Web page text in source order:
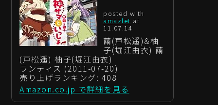
posted with
amazlet at
11.07.14
繭(戸松遥)&柚
子(堀江由衣) 繭
(戸松遥) 柚子(堀江由衣)
ランティス (2011-07-20)
売り上げランキング: 408
Amazon.co.jp で詳細を見る